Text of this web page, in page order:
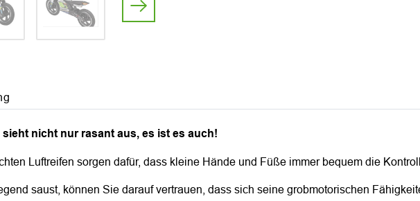
nicht nur rasant aus, es ist es auch!
Luftreifen sorgen dafür, dass kleine Hände und Füße immer bequem die
saust, können Sie darauf vertrauen, dass sich seine grobmotorischen